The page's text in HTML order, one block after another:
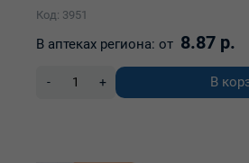
Код: 3951
В аптеках региона: от 8.87 р.
- + В